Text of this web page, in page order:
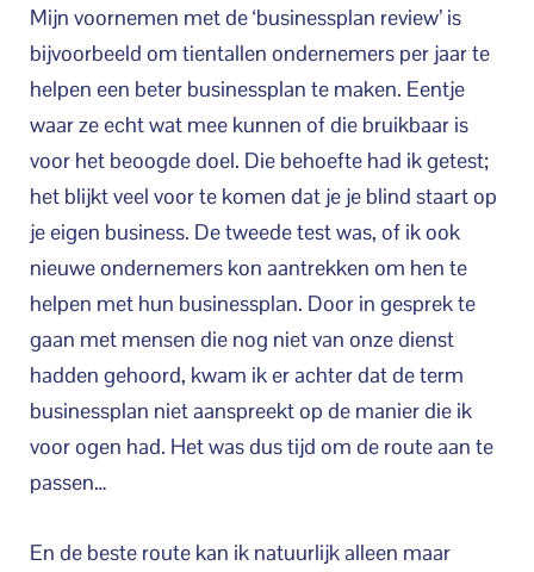
Mijn voornemen met de ‘businessplan review’ is
bijvoorbeeld om tientallen ondernemers per jaar te
helpen een beter businessplan te maken. Eentje
waar ze echt wat mee kunnen of die bruikbaar is
voor het beoogde doel. Die behoefte had ik getest;
het blijkt veel voor te komen dat je je blind staart op
je eigen business. De tweede test was, of ik ook
nieuwe ondernemers kon aantrekken om hen te
helpen met hun businessplan. Door in gesprek te
gaan met mensen die nog niet van onze dienst
hadden gehoord, kwam ik er achter dat de term
businessplan niet aanspreekt op de manier die ik
voor ogen had. Het was dus tijd om de route aan te
passen…
En de beste route kan ik natuurlijk alleen maar